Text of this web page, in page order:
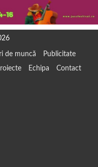
de muncă
Publicitate
Echipa Contact